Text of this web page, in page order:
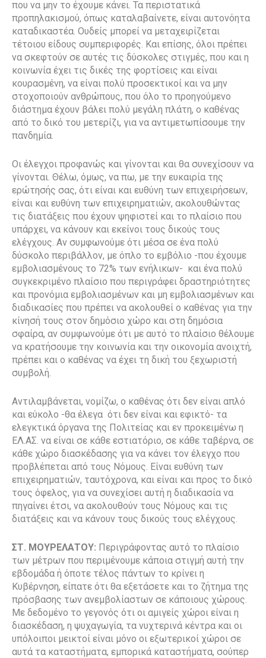
που να μην το έχουμε κάνει. Τα περιστατικά
προπηλακισμού, όπως καταλαβαίνετε, είναι αυτονόητα
καταδικαστέα. Ουδείς μπορεί να μεταχειρίζεται
τέτοιου είδους συμπεριφορές. Και επίσης, όλοι πρέπει
να σκεφτούν σε αυτές τις δύσκολες στιγμές, που και η
κοινωνία έχει τις δικές της φορτίσεις και είναι
κουρασμένη, να είναι πολύ προσεκτικοί και να μην
στοχοποιούν ανθρώπους, που όλο το προηγούμενο
διάστημα έχουν βάλει πολύ μεγάλη πλάτη, ο καθένας
από το δικό του μετερίζι, για να αντιμετωπίσουμε την
πανδημία.
Οι έλεγχοι προφανώς και γίνονται και θα συνεχίσουν να
γίνονται. Θέλω, όμως, να πω, με την ευκαιρία της
ερώτησής σας, ότι είναι και ευθύνη των επιχειρήσεων,
είναι και ευθύνη των επιχειρηματιών, ακολουθώντας
τις διατάξεις που έχουν ψηφιστεί και το πλαίσιο που
υπάρχει, να κάνουν και εκείνοι τους δικούς τους
ελέγχους. Αν συμφωνούμε ότι μέσα σε ένα πολύ
δύσκολο περιβάλλον, με όπλο το εμβόλιο -που έχουμε
εμβολιασμένους το 72% των ενήλικων- και ένα πολύ
συγκεκριμένο πλαίσιο που περιγράφει δραστηριότητες
και προνόμια εμβολιασμένων και μη εμβολιασμένων και
διαδικασίες που πρέπει να ακολουθεί ο καθένας για την
κίνησή τους στον δημόσιο χώρο και στη δημόσια
σφαίρα, αν συμφωνούμε ότι με αυτό το πλαίσιο θέλουμε
να κρατήσουμε την κοινωνία και την οικονομία ανοιχτή,
πρέπει και ο καθένας να έχει τη δική του ξεχωριστή
συμβολή.
Αντιλαμβάνεται, νομίζω, ο καθένας ότι δεν είναι απλό
και εύκολο -θα έλεγα ότι δεν είναι και εφικτό- τα
ελεγκτικά όργανα της Πολιτείας και εν προκειμένω η
ΕΛ.ΑΣ. να είναι σε κάθε εστιατόριο, σε κάθε ταβέρνα, σε
κάθε χώρο διασκέδασης για να κάνει τον έλεγχο που
προβλέπεται από τους Νόμους. Είναι ευθύνη των
επιχειρηματιών, ταυτόχρονα, και είναι και προς το δικό
τους όφελος, για να συνεχίσει αυτή η διαδικασία να
πηγαίνει έτσι, να ακολουθούν τους Νόμους και τις
διατάξεις και να κάνουν τους δικούς τους ελέγχους.
ΣΤ. ΜΟΥΡΕΛΑΤΟΥ: Περιγράφοντας αυτό το πλαίσιο
των μέτρων που περιμένουμε κάποια στιγμή αυτή την
εβδομάδα ή όποτε τέλος πάντων το κρίνει η
Κυβέρνηση, είπατε ότι θα εξετάσετε και το ζήτημα της
πρόσβασης των ανεμβολίαστων σε κάποιους χώρους.
Με δεδομένο το γεγονός ότι οι αμιγείς χώροι είναι η
διασκέδαση, η ψυχαγωγία, τα νυχτερινά κέντρα και οι
υπόλοιποι μεικτοί είναι μόνο οι εξωτερικοί χώροι σε
αυτά τα καταστήματα, εμπορικά καταστήματα, σούπερ